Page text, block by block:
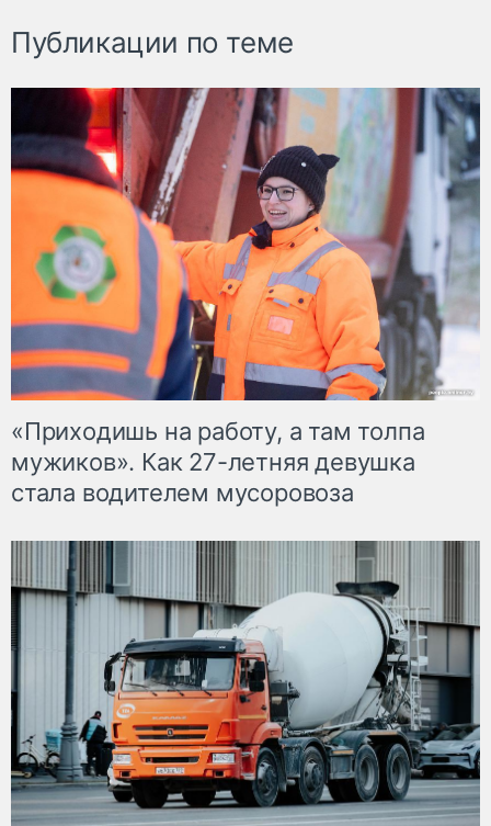
Публикации по теме
«Приходишь на работу, а там толпа
мужиков». Как 27-летняя девушка
стала водителем мусоровоза